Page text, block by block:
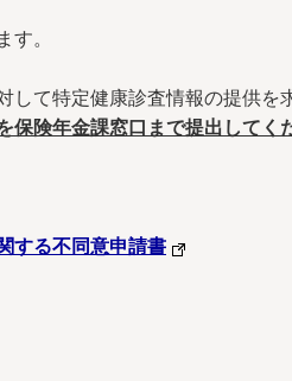
す。
て特定健康診査情報の提供
保険年金課窓口まで提出してく
する不同意申請書